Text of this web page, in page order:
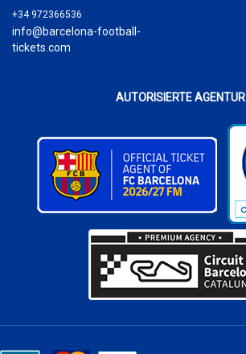
+34 972366536
info@barcelona-football-
tickets.com
AUTORISIERTE AGENTUR